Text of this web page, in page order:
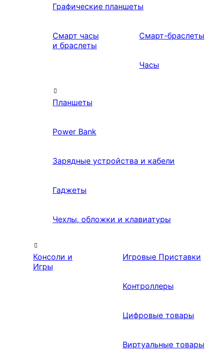
Графические планшеты
Смарт часы
и браслеты
Смарт-браслеты
Часы
Планшеты
Power Bank
Зарядные устройства и кабели
Гаджеты
Чехлы, обложки и клавиатуры
Консоли и
Игры
Игровые Приставки
Контроллеры
Цифровые товары
Виртуальные товары